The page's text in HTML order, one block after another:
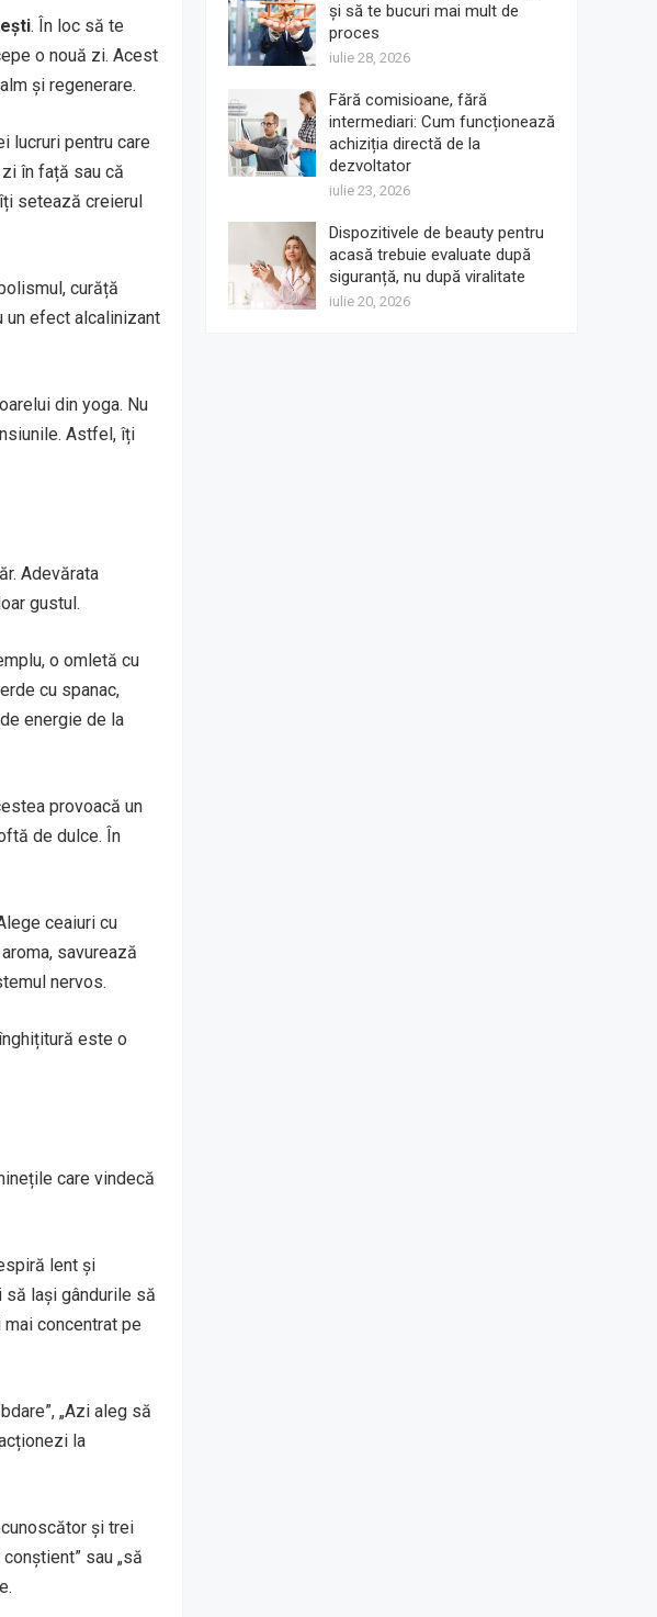
. În loc să te
o nouă zi. Acest
și regenerare.
lucruri pentru care
în față sau că
setează creierul
curăță
un efect alcalinizant
din yoga. Nu
Astfel, îți
Adevărata
gustul.
o omletă cu
cu spanac,
energie de la
provoacă un
de dulce. În
ceaiuri cu
savurează
nervos.
este o
care vindecă
lent și
să lași gândurile să
concentrat pe
„Azi aleg să
la
și trei
sau „să
și să te bucuri mai mult de
proces
iulie 28, 2026
Fără comisioane, fără
intermediari: Cum funcționează
achiziția directă de la
dezvoltator
iulie 23, 2026
Dispozitivele de beauty pentru
acasă trebuie evaluate după
siguranță, nu după viralitate
iulie 20, 2026